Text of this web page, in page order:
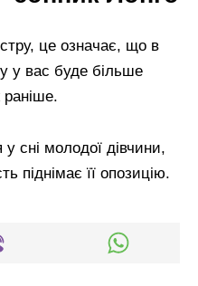
це означає, що в
у вас буде більше
раніше.
у сні молодої дівчини,
піднімає її опозицію.